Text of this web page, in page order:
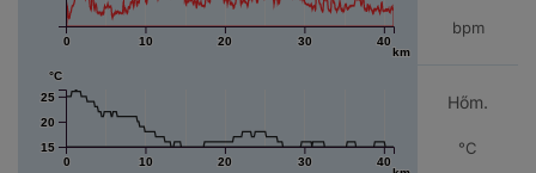
0 10 20 30 40
km
bpm
0 10 20 30 40
15
20
25
°C
Hőm.
°C